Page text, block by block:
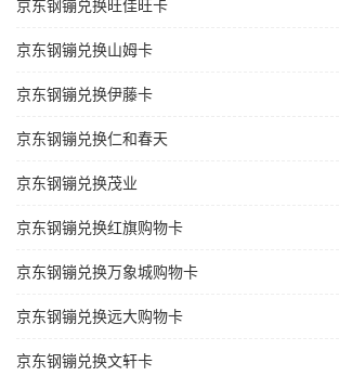
京东钢镚兑换旺佳旺卡
京东钢镚兑换山姆卡
京东钢镚兑换伊藤卡
京东钢镚兑换仁和春天
京东钢镚兑换茂业
京东钢镚兑换红旗购物卡
京东钢镚兑换万象城购物卡
京东钢镚兑换远大购物卡
京东钢镚兑换文轩卡